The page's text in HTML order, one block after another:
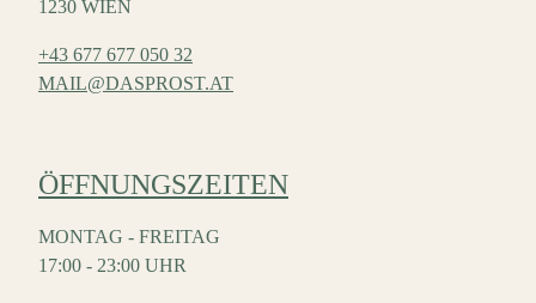
1230 WIEN
+43 677 677 050 32
MAIL@DASPROST.AT
ÖFFNUNGSZEITEN
MONTAG - FREITAG
17:00 - 23:00 UHR